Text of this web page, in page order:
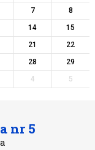
7
8
14
15
21
22
28
29
4 5
nr 5